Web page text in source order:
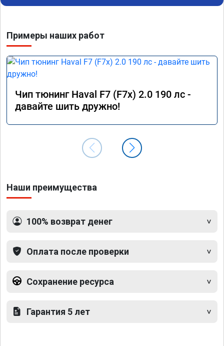
помощью. Ребята приветливые, сразу взяли в
от заявленной. Но результатом я доволен.
Машинка не едет, а летит прям. Парням
благодарность!!!!
Примеры наших работ
Чип тюнинг Haval F7 (F7x) 2.0 190 лс -
давайте шить дружно!
Наши преимущества
100% возврат денег
Оплата после проверки
Сохранение ресурса
Гарантия 5 лет